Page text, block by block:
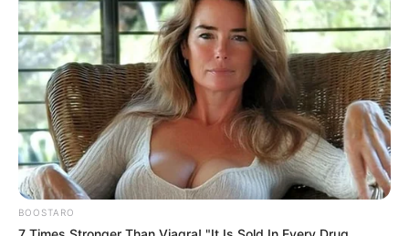
69 0 0
12:25 / 06 Avqust 2026
BOOSTARO